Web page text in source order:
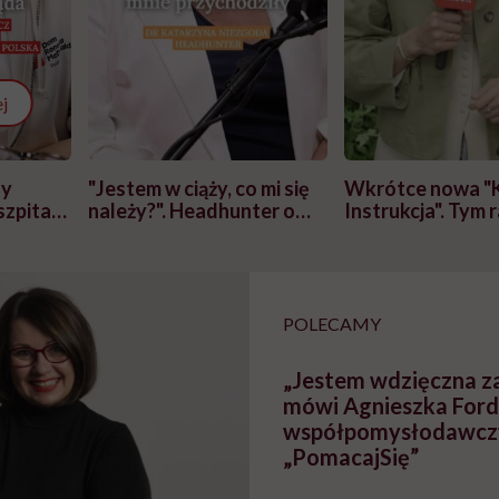
"Jestem w ciąży, co mi się
należy?". Headhunter o
Wkrótce nowa
Instrukcja". Tym
POLECAMY
„Jestem wdzięczna
mówi Agnieszka
„PomacajSię”